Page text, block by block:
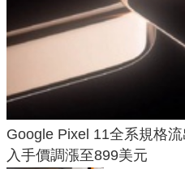
Google Pixel 11全系規格
入手價調漲至899美元